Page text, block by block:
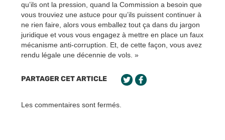
qu’ils ont la pression, quand la Commission a besoin que
vous trouviez une astuce pour qu’ils puissent continuer à
ne rien faire, alors vous emballez tout ça dans du jargon
juridique et vous vous engagez à mettre en place un faux
mécanisme anti-corruption. Et, de cette façon, vous avez
rendu légale une décennie de vols. »
PARTAGER CET ARTICLE
Les commentaires sont fermés.